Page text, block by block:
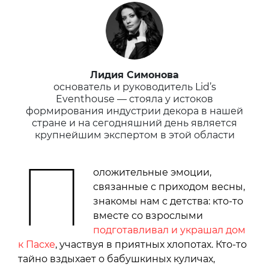
Лидия Симонова
основатель и руководитель Lid’s
Eventhouse — стояла у истоков
формирования индустрии декора в нашей
стране и на сегодняшний день является
крупнейшим экспертом в этой области
П
оложительные эмоции,
связанные с приходом весны,
знакомы нам с детства: кто-то
вместе со взрослыми
подготавливал и украшал дом
к Пасхе, участвуя в приятных хлопотах. Кто-то
тайно вздыхает о бабушкиных куличах,